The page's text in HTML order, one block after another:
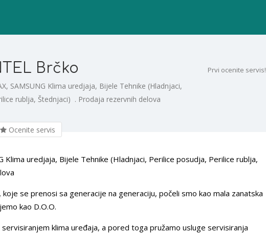
Brčko
SAMSUNG Klima uredjaja, Bijele Tehnike (Hladnjaci,
rublja, Štednjaci) . Prodaja rezervnih delova
Prvi ocenite servis!
Ocenite servis
Klima uredjaja, Bijele Tehnike (Hladnjaci, Perilice posudja, Perilice rublja,
se prenosi sa generacije na generaciju, počeli smo kao mala zanatska
kao D.O.O.
klima uređaja, a pored toga pružamo usluge servisiranja